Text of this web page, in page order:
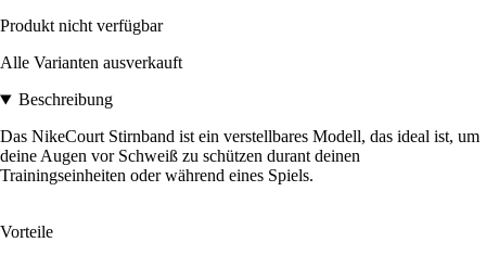
Produkt nicht verfügbar
Alle Varianten ausverkauft
Beschreibung
Das NikeCourt Stirnband ist ein verstellbares Modell, das ideal ist, um
deine Augen vor Schweiß zu schützen durant deinen
Trainingseinheiten oder während eines Spiels.
Vorteile